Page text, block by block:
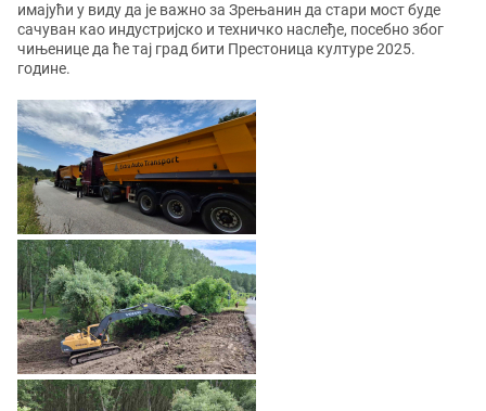
имајући у виду да је важно за Зрењанин да стари мост буде
сачуван као индустријско и техничко наслеђе, посебно због
чињенице да ће тај град бити Престоница културе 2025.
године.